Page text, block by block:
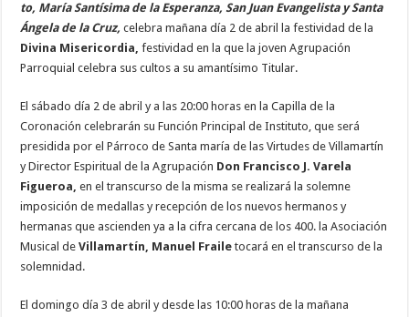
to, María Santísima de la Esperanza, San Juan Evangelista y Santa
Ángela de la Cruz,celebra mañana día 2 de abril la festividad de la
Divina Misericordia,festividad en la que la joven Agrupación
Parroquial celebra sus cultos a su amantísimo Titular.
El sábado día 2 de abril y a las 20:00 horas en la Capilla de la
Coronación celebrarán su Función Principal de Instituto, que será
presidida por el Párroco de Santa maría de las Virtudes de Villamartín
y Director Espiritual de la Agrupación Don Francisco J. Varela
Figueroa,en el transcurso de la misma se realizará la solemne
imposición de medallas y recepción de los nuevos hermanos y
hermanas que ascienden ya a la cifra cercana de los 400. la Asociación
Musical deVillamartín, Manuel Frailetocará en el transcurso de la
solemnidad.
El domingo día 3 de abril y desde las 10:00 horas de la mañana